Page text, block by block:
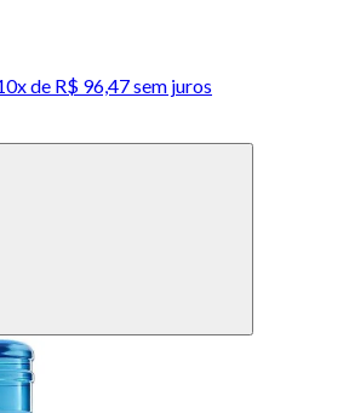
de R$ 96,47 sem juros